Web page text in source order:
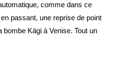
comme dans ce
passant, une reprise de point
bombe Kägi à Venise. Tout un